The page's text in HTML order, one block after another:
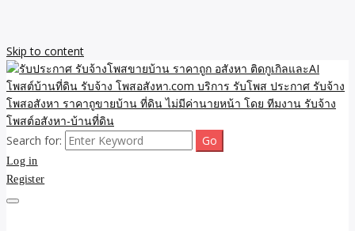
Skip to content
รับประกาศ รับจ้างโพสขาย
บ้าน ราคาถูก อสังหา ติดกู
รับจ้างโพสขายบ้าน ราคาถูก ประกาศ ขายอสังหา โฆษณา ไม่มีค่านาย
หน้า โพสอสังหา รับจ้างโพสขายบ้านบริการ รับจ้างโพสอสังหา ราคาถูก
ขายบ้าน ขายที่ดิน เว็บประกาศ โพส โฆษณา ลงประกาศฟรี
Search for:
Log in
Register